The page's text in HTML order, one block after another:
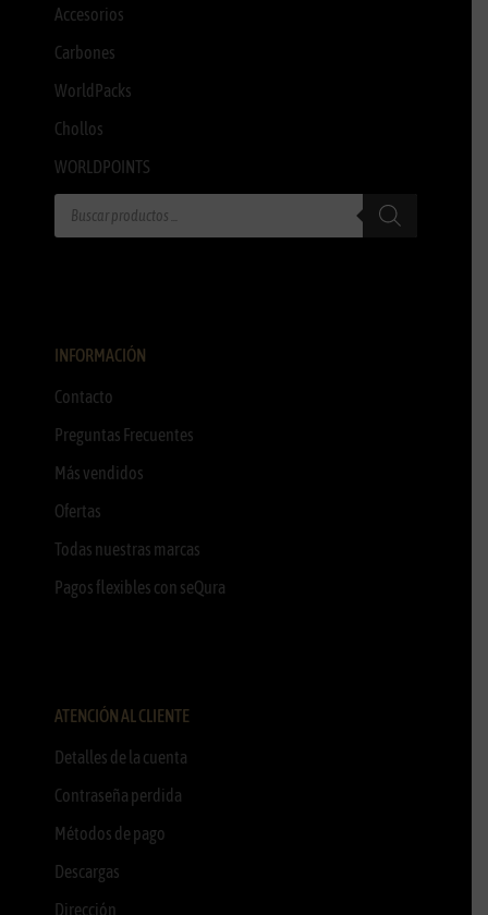
Accesorios
Carbones
WorldPacks
Chollos
WORLDPOINTS
INFORMACIÓN
Contacto
Preguntas Frecuentes
Más vendidos
Ofertas
Todas nuestras marcas
Pagos flexibles con seQura
ATENCIÓN AL CLIENTE
Detalles de la cuenta
Contraseña perdida
Métodos de pago
Descargas
Dirección